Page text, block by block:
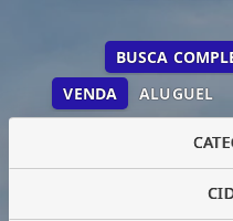
VENDA ALUGUEL
BUSCA